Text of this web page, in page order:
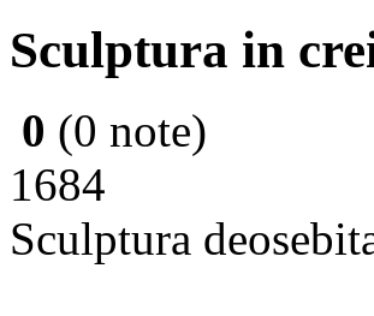
Sculptura in
0 (0 note)
1684
Sculptura